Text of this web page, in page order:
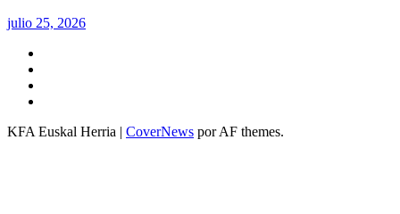
julio 25, 2026
KFA Euskal Herria | CoverNews por AF themes.